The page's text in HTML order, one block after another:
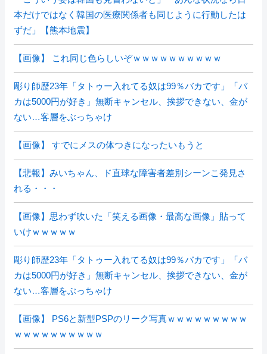
本だけではなく韓国の医療関係者も同じように行動したは
ずだ」【熊本地震】
【画像】 これ同じ色らしいぞｗｗｗｗｗｗｗｗｗｗ
彫り師歴23年「タトゥー入れてる奴は99％バカです」「バ
カは5000円が好き」無断キャンセル、挨拶できない、金が
ない…客層をぶっちゃけ
【画像】 すでにメスの体つきになったいもうと
【悲報】みいちゃん、ド直球な障害者差別シーンこ発見さ
れる・・・
【画像】思わず吹いた「笑える画像・最高な画像」貼って
いけｗｗｗｗｗ
彫り師歴23年「タトゥー入れてる奴は99％バカです」「バ
カは5000円が好き」無断キャンセル、挨拶できない、金が
ない…客層をぶっちゃけ
【画像】 PS6と新型PSPのリーク写真ｗｗｗｗｗｗｗｗｗ
ｗｗｗｗｗｗｗｗｗｗ